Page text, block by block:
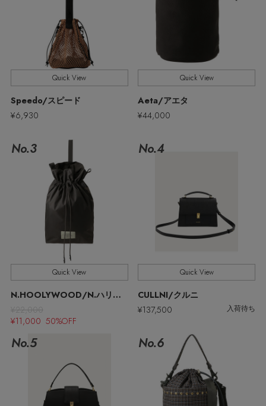
MEN'S スニーカー
MEN'S スポーツ
MEN'S パンツ
CATEGORY
ウェア
すべてのウェア
シャツ
カットソー・Tシャツ
ジャケット
ニット
ルームウェア
シューズ
すべてのシューズ
サンダル
フラットシューズ
レインシューズ
バッグ・財布
すべてのバッグ・財布
トートバッグ
ハンドバッグ
財布・小物
ボディバッグ・ウェストポーチ
クラッチバッグ
ファッション小物
すべてのファッション小物
ストール・マフラー・ケープ
ヘアアクセサリー
スマートフォンケース・タブレットケース
アイウェア
アクセサリー
すべてのアクセサリー
ピアス・イヤリング
ネックレス
リング
アンダーウェア
すべてのアンダーウェア
スポーツ
すべてのスポーツ
ウェア
シューズ
CONTENTS
カスタマーサポート
エル・ショップについて
お知らせ
よくあるご質問
Quick View
Speedo/スピード
¥6,930
Quick View
Aeta/アエタ
¥44,000
No.3
Quick View
N.HOOLYWOOD/N.ハリウッド
¥22,000
¥11,000 50%OFF
No.4
Quick View
CULLNI/クルニ
¥137,500
入荷待ち
No.5 No.6